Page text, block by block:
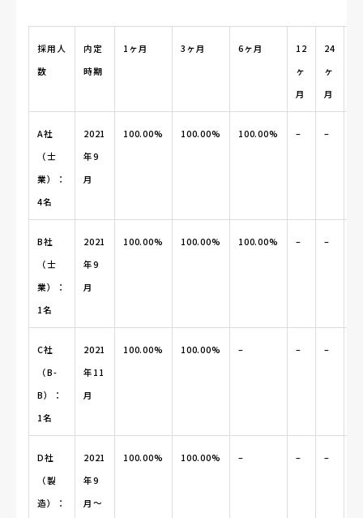
採用人
数
内定
時期
1ヶ月 3ヶ月 6ヶ月
12
ヶ
月
24
ヶ
月
A社
（士
業）：
4名
2021
年9
月
100.00% 100.00% 100.00% – –
B社
（士
業）：
1名
2021
年9
月
100.00% 100.00% 100.00% – –
C社
（B-
B）：
1名
2021
年11
月
100.00% 100.00% – – –
D社
（製
造）：
2021
年9
月〜
100.00% 100.00% – – –